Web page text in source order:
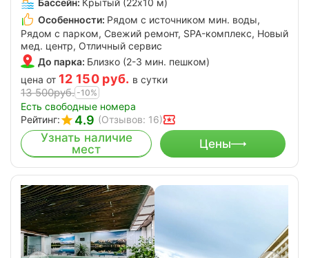
Особенности: Рядом с источником мин. воды,
Рядом с парком, Свежий ремонт, SPA-комплекс, Новый
мед. центр, Отличный сервис
До парка: Близко (2-3 мин. пешком)
цена от 12 150 руб. в сутки
13 500руб. -10%
Есть свободные номера
Рейтинг:
4.9 (Отзывов: 16)
Узнать наличие
мест
Цены